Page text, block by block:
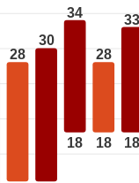
28
30
34
18
28
18
33
18